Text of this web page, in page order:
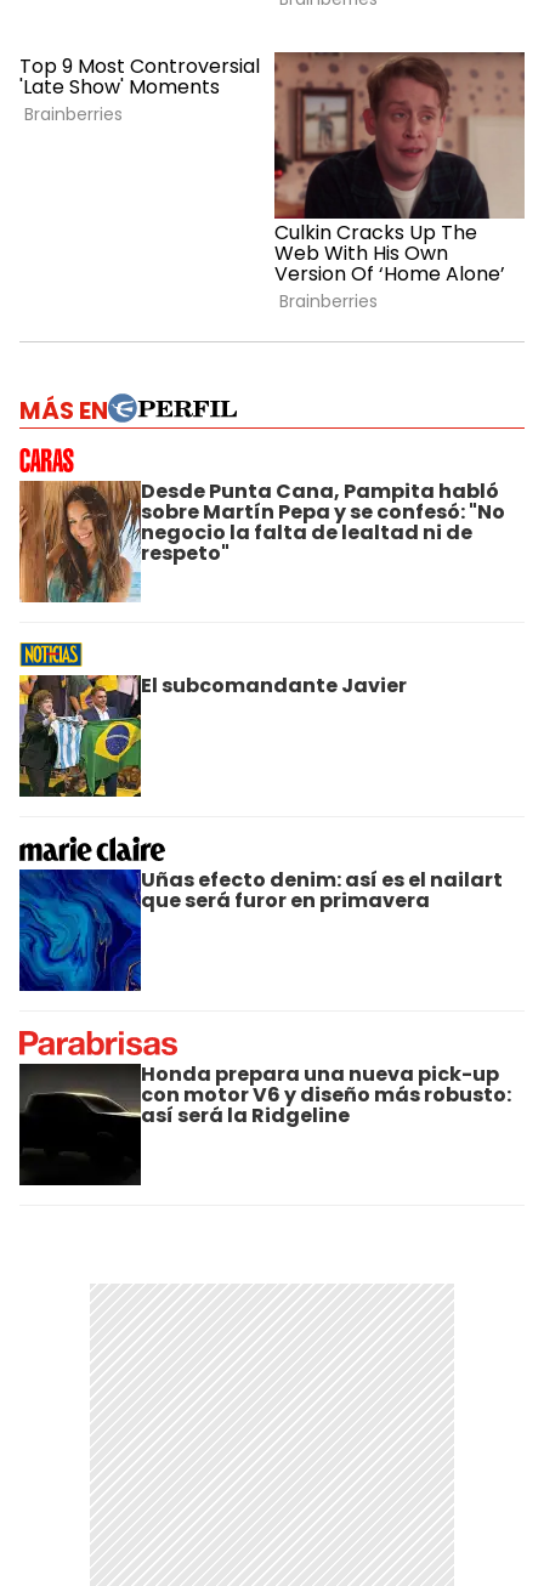
MÁS EN
Desde Punta Cana, Pampita habló
sobre Martín Pepa y se confesó: "No
negocio la falta de lealtad ni de
respeto"
El subcomandante Javier
Uñas efecto denim: así es el nailart
que será furor en primavera
Honda prepara una nueva pick-up
con motor V6 y diseño más robusto:
así será la Ridgeline